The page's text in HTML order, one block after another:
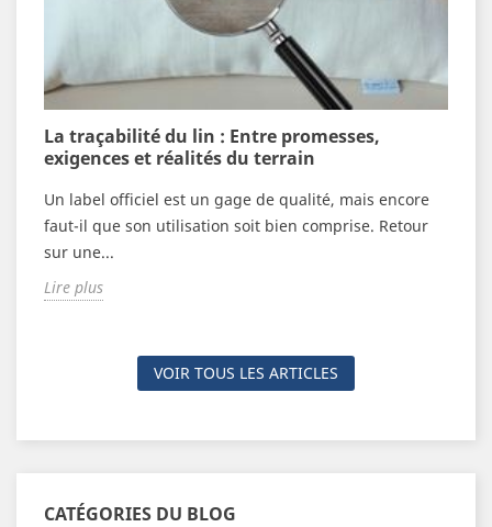
La traçabilité du lin : Entre promesses,
exigences et réalités du terrain
Un label officiel est un gage de qualité, mais encore
faut-il que son utilisation soit bien comprise. Retour
sur une...
Lire plus
VOIR TOUS LES ARTICLES
CATÉGORIES DU BLOG